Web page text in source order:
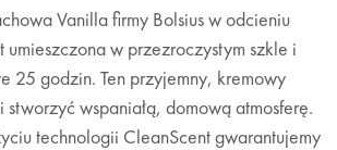
Vanilla firmy Bolsius w odcieniu
umieszczona w przezroczystym szkle i
25 godzin. Ten przyjemny, kremowy
wspaniałą, domową atmosferę.
technologii CleanScent gwarantujemy